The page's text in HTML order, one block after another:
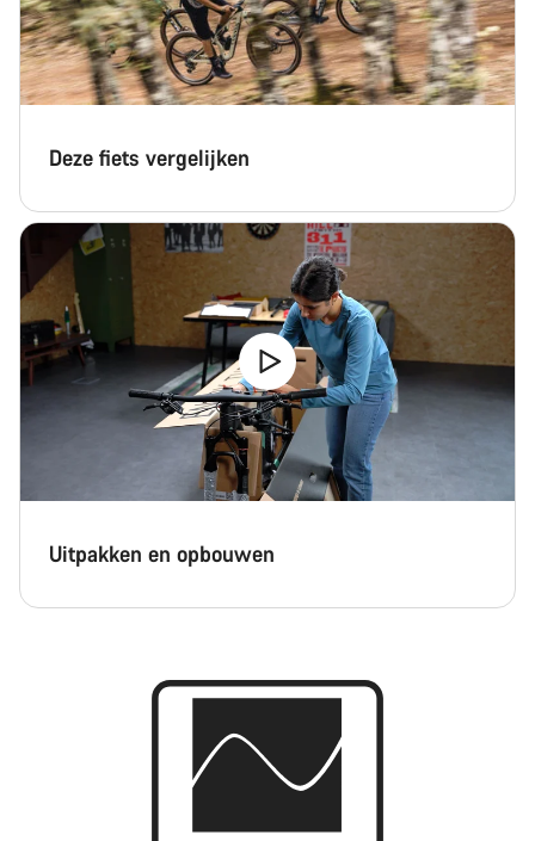
Deze fiets vergelijken
Uitpakken en opbouwen